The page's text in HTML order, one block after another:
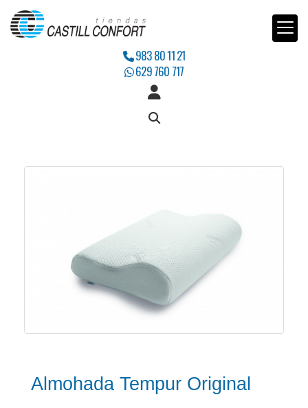
983 80 11 21
629 760 717
Almohada Tempur Original